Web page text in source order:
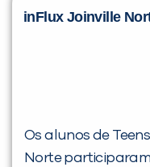
inFlux Joinville
Os alunos de
Norte